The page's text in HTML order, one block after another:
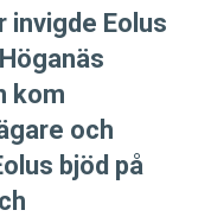
invigde Eolus
kom
och
bjöd på